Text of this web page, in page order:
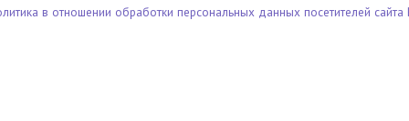
в отношении обработки персональных данных посетителей